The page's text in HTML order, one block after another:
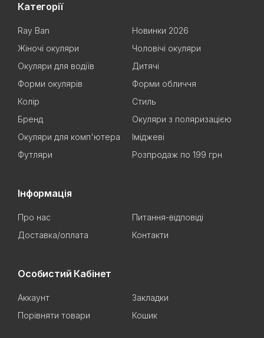
Категорії
Ray Ban
Новинки 2026
Жіночі окуляри
Чоловічі окуляри
Окуляри для водіїв
Дитячі
Форми окулярів
Форми обличчя
Колір
Стиль
Бренд
Окуляри з поляризацією
Окуляри для комп'ютера
Іміджеві
Футляри
Розпродаж по 199 грн
Інформація
Про нас
Питання-відповіді
Доставка/оплата
Контакти
Особистий Кабінет
Аккаунт
Закладки
Порівняти товари
Кошик